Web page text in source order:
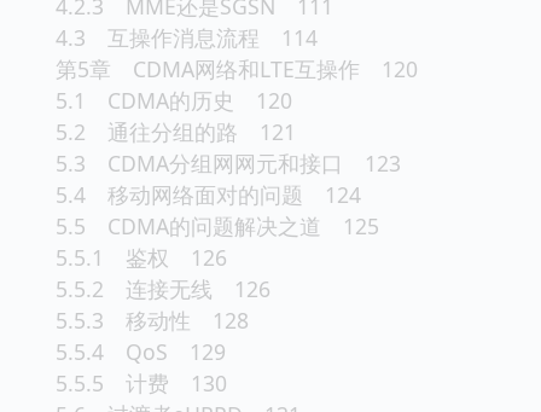
4.2.3 MME还是SGSN 111
4.3 互操作消息流程 114
第5章 CDMA网络和LTE互操作 120
5.1 CDMA的历史 120
5.2 通往分组的路 121
5.3 CDMA分组网网元和接口 123
5.4 移动网络面对的问题 124
5.5 CDMA的问题解决之道 125
5.5.1 鉴权 126
5.5.2 连接无线 126
5.5.3 移动性 128
5.5.4 QoS 129
5.5.5 计费 130